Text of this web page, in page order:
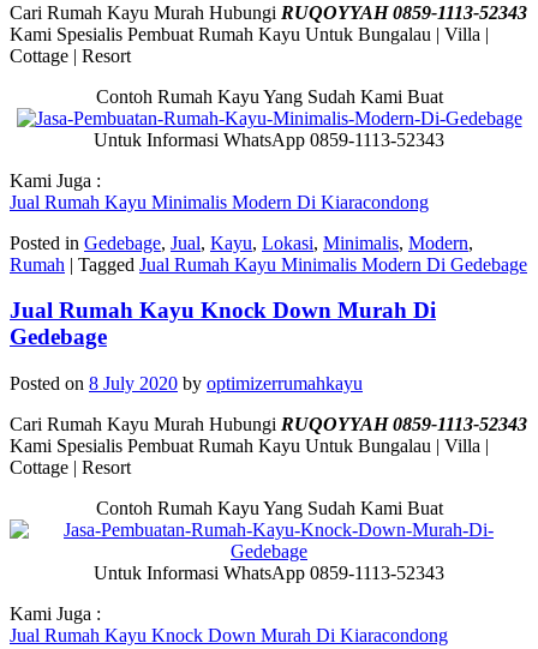
Cari Rumah Kayu Murah Hubungi RUQOYYAH 0859-1113-52343
Kami Spesialis Pembuat Rumah Kayu Untuk Bungalau | Villa |
Cottage | Resort
Contoh Rumah Kayu Yang Sudah Kami Buat
Untuk Informasi WhatsApp 0859-1113-52343
Kami Juga :
Jual Rumah Kayu Minimalis Modern Di Kiaracondong
Posted in Gedebage, Jual, Kayu, Lokasi, Minimalis, Modern,
Rumah | Tagged Jual Rumah Kayu Minimalis Modern Di Gedebage
Jual Rumah Kayu Knock Down Murah Di
Gedebage
Posted on 8 July 2020 by optimizerrumahkayu
Cari Rumah Kayu Murah Hubungi RUQOYYAH 0859-1113-52343
Kami Spesialis Pembuat Rumah Kayu Untuk Bungalau | Villa |
Cottage | Resort
Contoh Rumah Kayu Yang Sudah Kami Buat
Untuk Informasi WhatsApp 0859-1113-52343
Kami Juga :
Jual Rumah Kayu Knock Down Murah Di Kiaracondong